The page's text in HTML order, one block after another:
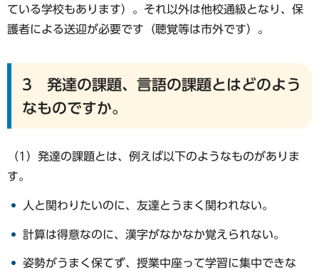
ている学校もあります）。それ以外は他校通級となり、保
護者による送迎が必要です（聴覚等は市外です）。
3 発達の課題、言語の課題とはどのよう
なものですか。
（1）発達の課題とは、例えば以下のようなものがありま
す。
人と関わりたいのに、友達とうまく関われない。
計算は得意なのに、漢字がなかなか覚えられない。
姿勢がうまく保てず、授業中座って学習に集中できな